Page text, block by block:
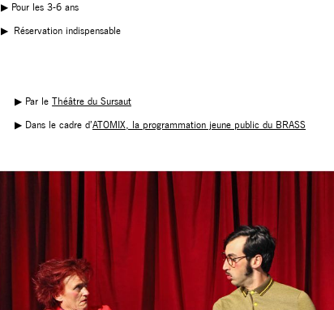
▶︎ Pour les 3-6 ans
▶︎ Réservation indispensable
▶︎ Par leThéâtre du Sursaut
▶︎ Dans le cadre d’ATOMIX, la programmation jeune public du BRASS